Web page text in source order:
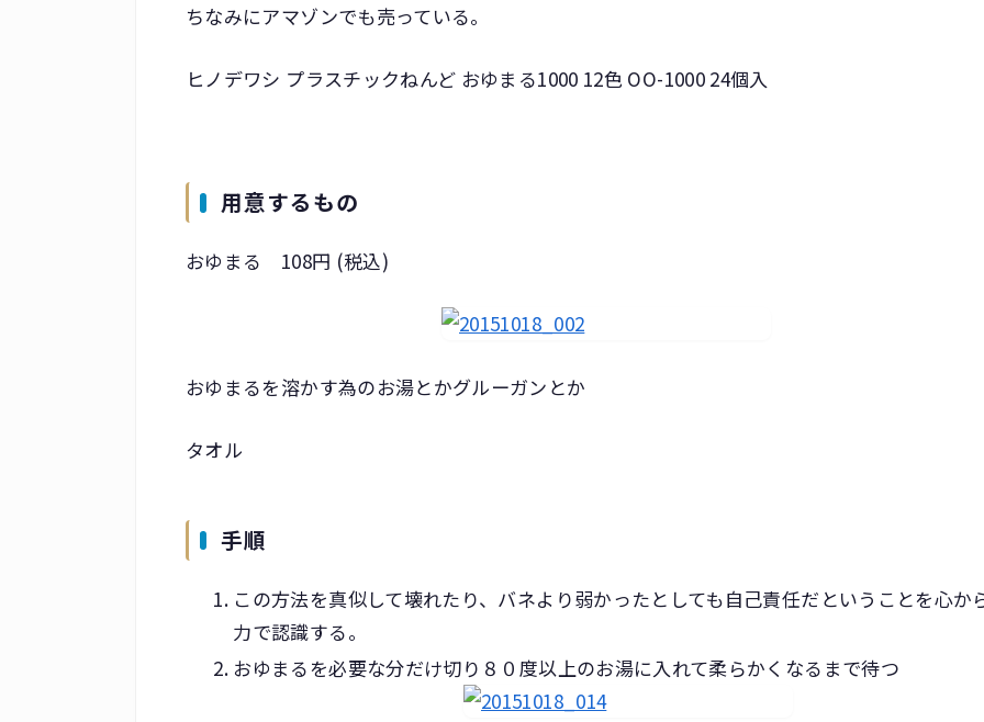
ちなみにアマゾンでも売っている。
ヒノデワシ プラスチックねんど おゆまる1000 12色 OO-1000 24個入
用意するもの
おゆまる 108円 (税込)
おゆまるを溶かす為のお湯とかグルーガンとか
タオル
手順
この方法を真似して壊れたり、バネより弱かったとしても自己責任だということを心か
力で認識する。
おゆまるを必要な分だけ切り８０度以上のお湯に入れて柔らかくなるまで待つ